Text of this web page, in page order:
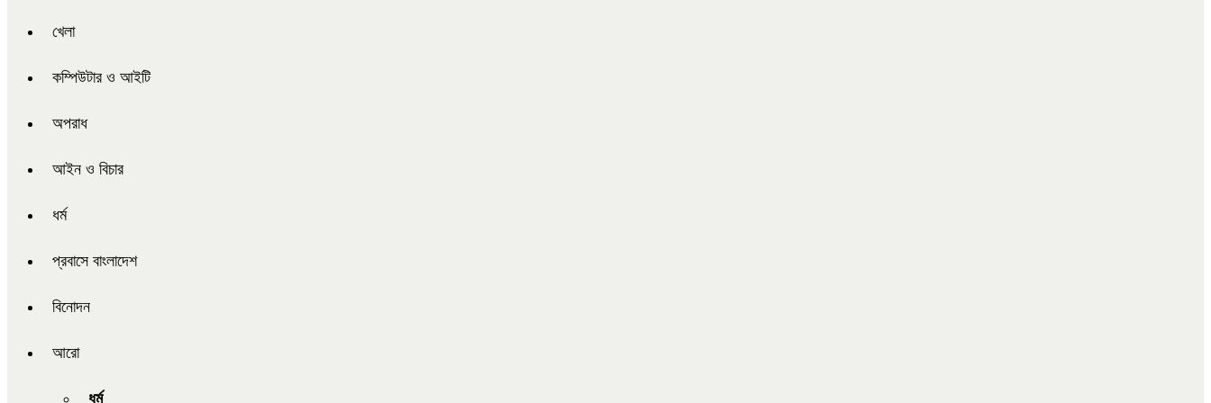
খেলা
কম্পিউটার ও আইটি
অপরাধ
আইন ও বিচার
ধর্ম
প্রবাসে বাংলাদেশ
বিনোদন
আরো
ধর্ম